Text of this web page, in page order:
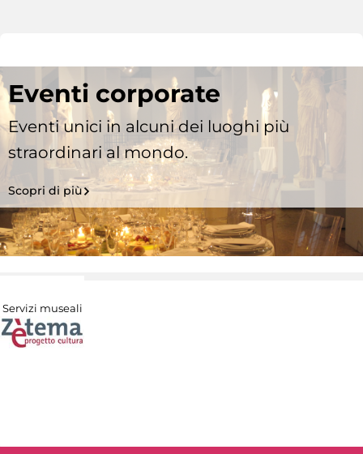
Eventi corporate
Eventi unici in alcuni dei luoghi più
straordinari al mondo.
Scopri di più
Servizi museali